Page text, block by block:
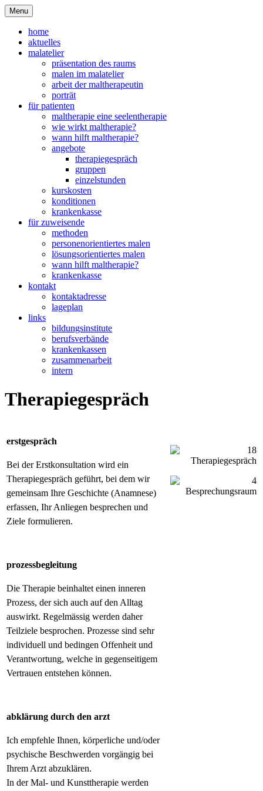
Menu
home
aktuelles
malatelier
präsentation des raums
malen im malatelier
arbeit der maltherapeutin
porträt
für patienten
maltherapie eine seelentherapie
wie wirkt maltherapie?
wann hilft maltherapie?
angebote
therapiegespräch
gruppen
einzelstunden
kurskosten
konditionen
krankenkasse
für zuweisende
methoden
personenorientiertes malen
lösungsorientiertes malen
wann hilft maltherapie?
krankenkasse
kontakt
kontaktadresse
lageplan
links
bildungsinstitute
berufsverbände
krankenkassen
zusammenarbeit
intern
Therapiegespräch
erstgespräch
Bei der Erstkonsultation wird ein
Therapiegespräch geführt, bei dem wir
gemeinsam Ihre Geschichte (Anamnese)
erfassen, Ihr Anliegen besprechen und
Ziele formulieren.
prozessbegleitung
Die Therapie beinhaltet einen inneren
Prozess, der sich auch auf den Alltag
auswirkt. Regelmässig werden daher
Teilziele besprochen. Prozesse sind sehr
individuell und bedingen Offenheit und
Verantwortung, welche in gegenseitigem
Vertrauen entstehen können.
abklärung durch den arzt
Ich empfehle Ihnen, körperliche und/oder
psychische Beschwerden vorgängig bei
Ihrem Arzt abzuklären.
In der Mal- und Kunsttherapie werden